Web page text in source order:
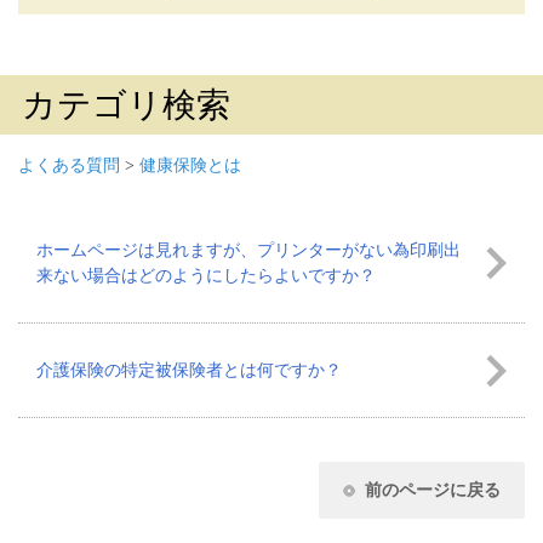
カテゴリ検索
よくある質問 > 健康保険とは
ホームページは見れますが、プリンターがない為印刷出
来ない場合はどのようにしたらよいですか？
介護保険の特定被保険者とは何ですか？
前のページに戻る